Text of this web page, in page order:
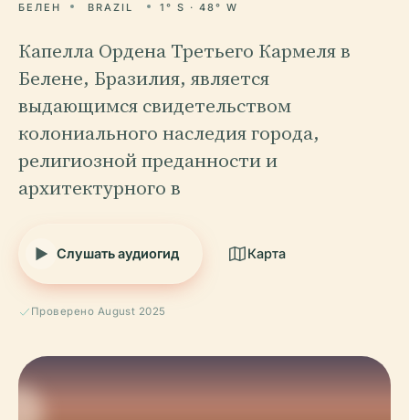
БЕЛЕН BRAZIL 1° S · 48° W
Капелла Ордена Третьего Кармеля в
Белене, Бразилия, является
выдающимся свидетельством
колониального наследия города,
религиозной преданности и
архитектурного в
Слушать аудиогид Карта
Проверено August 2025